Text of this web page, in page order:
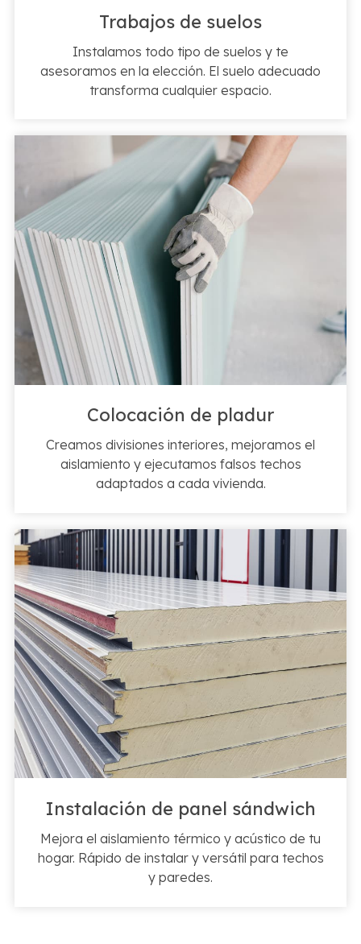
Trabajos de suelos
Instalamos todo tipo de suelos y te
asesoramos en la elección. El suelo adecuado
transforma cualquier espacio.
Colocación de pladur
Creamos divisiones interiores, mejoramos el
aislamiento y ejecutamos falsos techos
adaptados a cada vivienda.
Instalación de panel sándwich
Mejora el aislamiento térmico y acústico de tu
hogar. Rápido de instalar y versátil para techos
y paredes.